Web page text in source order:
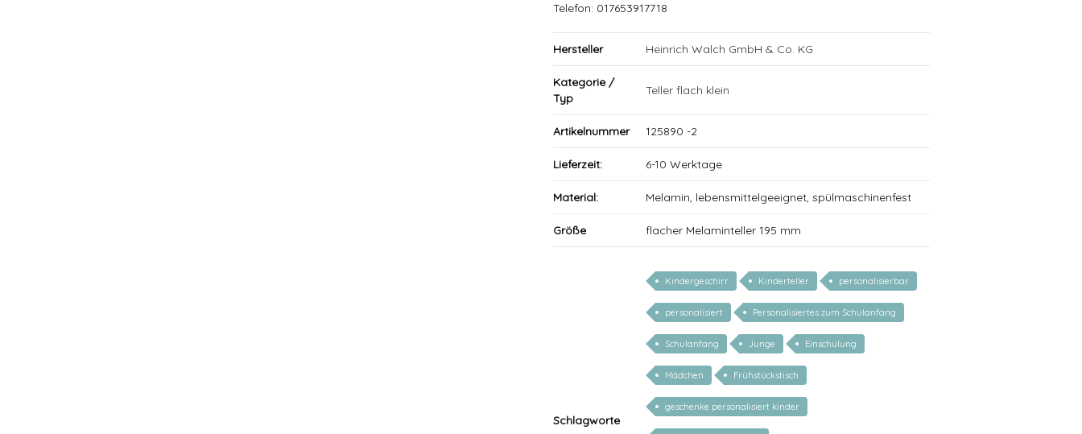
Telefon: 017653917718
Hersteller Heinrich Walch GmbH & Co. KG
Kategorie /
Typ
Teller flach klein
Artikelnummer 125890 -2
Lieferzeit: 6-10 Werktage
Material: Melamin, lebensmittelgeeignet, spülmaschinenfest
Größe flacher Melaminteller 195 mm
Schlagworte
Kindergeschirr Kinderteller personalisierbar
personalisiert Personalisiertes zum Schulanfang
Schulanfang Junge Einschulung
Mädchen Frühstückstisch
geschenke personalisiert kinder